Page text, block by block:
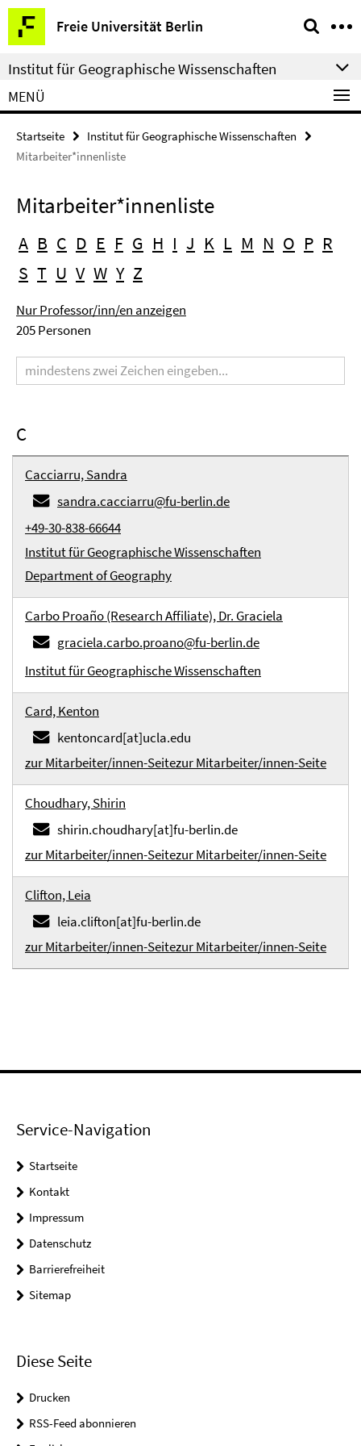
Springe
direkt
zu
Inhalt
Freie Universität Berlin
Service-
Navigation
Institut für Geographische Wissenschaften
MENÜ
Startseite
Institut für Geographische Wissenschaften
Mitarbeiter*innenliste
Mitarbeiter*innenliste
A B C D E F G H I J K L M N O P R
S T U V W Y Z
Nur Professor/inn/en anzeigen
205 Personen
C
Cacciarru, Sandra
sandra.cacciarru@fu-berlin.de
+49-30-838-66644
Institut für Geographische Wissenschaften
Department of Geography
Carbo Proaño (Research Affiliate), Dr. Graciela
graciela.carbo.proano@fu-berlin.de
Institut für Geographische Wissenschaften
Card, Kenton
kentoncard[at]ucla.edu
zur Mitarbeiter/innen-Seitezur Mitarbeiter/innen-Seite
Choudhary, Shirin
shirin.choudhary[at]fu-berlin.de
zur Mitarbeiter/innen-Seitezur Mitarbeiter/innen-Seite
Clifton, Leia
leia.clifton[at]fu-berlin.de
zur Mitarbeiter/innen-Seitezur Mitarbeiter/innen-Seite
Service-Navigation
Startseite
Kontakt
Impressum
Datenschutz
Barrierefreiheit
Sitemap
Diese Seite
Drucken
RSS-Feed abonnieren